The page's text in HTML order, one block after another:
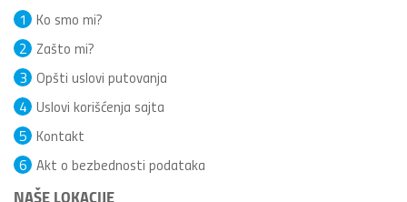
Ko smo mi?
1
Zašto mi?
2
Opšti uslovi putovanja
3
Uslovi korišćenja sajta
4
Kontakt
5
Akt o bezbednosti podataka
6
NAŠE LOKACIJE